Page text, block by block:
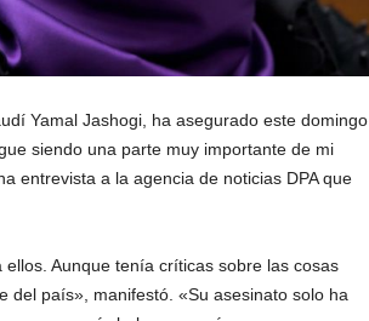
Yamal Jashogi, ha asegurado este domingo
siendo una parte muy importante de mi
entrevista a la agencia de noticias DPA que
Aunque tenía críticas sobre las cosas
del país», manifestó. «Su asesinato solo ha